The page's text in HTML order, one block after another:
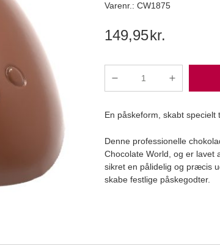
Læg i kurv
Varenr.: CW1875
149,95kr.
Professionel
polycarbonat
Kanin
Chokoladeform
CW1875
antal
En påskeform, skabt
Denne professionelle
Chocolate World, og er lavet
sikret en pålidelig og præcis
skabe festlige påskegodter.